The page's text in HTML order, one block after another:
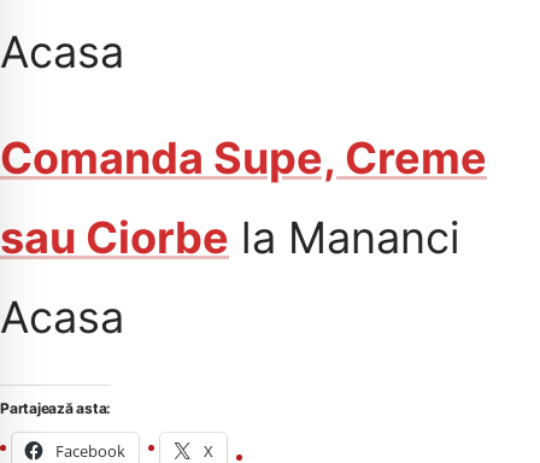
Acasa
Comanda Supe, Creme
sau Ciorbe la Mananci
Acasa
Partajează asta:
Facebook X